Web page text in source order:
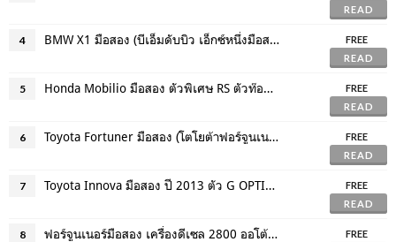
READ
4 BMW X1 มือสอง (บีเอ็มดับบิว เอ็กซ์หนึ่งมือสอง) ฟรีดาวน์ ที่กฤษฎากู๊ดคาร์
FREE
READ
5 Honda Mobilio มือสอง ตัวพิเศษ RS ตัวท๊อปสุด ฟรีดาวน์ ผ่อนสบายๆ แค่เดือนละ 8,000 บาท
FREE
READ
6 Toyota Fortuner มือสอง (โตโยต้าฟอร์จูนเนอร์มือสอง) รถ7ที่นั่งสภาพดี ฟรีดาวน์
FREE
READ
7 Toyota Innova มือสอง ปี 2013 ตัว G OPTION ท๊อปกว่า G ธรรมดา ผ่อนแค่เดือน 7 พัน
FREE
READ
8 ฟอร์จูนเนอร์มือสอง เครื่องดีเซล 2800 ออโต้ (ปี 2016) ตัวพิเศษ TRD ไมล์ 8 หมื่นโล
FREE